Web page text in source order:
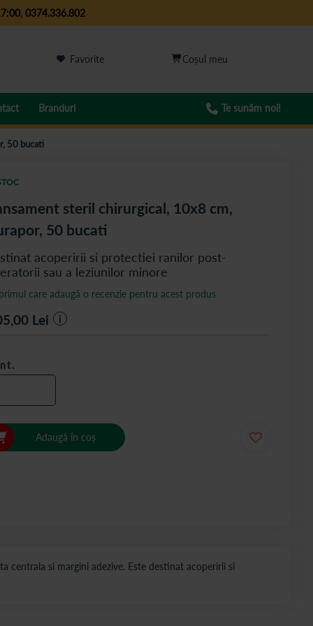
, 0374.336.802
Favorite
Branduri Te sunăm noi!
50 bucati
centrala si margini adezive. Este destinat acoperirii si
steril chirurgical, 10x8 cm,
50 bucati
acoperirii si protectiei ranilor post-
sau a leziunilor minore
care adaugă o recenzie pentru acest produs
Lei i
Adaugă în coș